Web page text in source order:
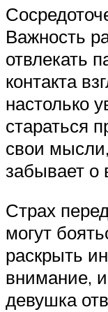
Важность
отвлекать
контакта
настолько
стараться
свои
забывает о
Страх
могут
раскрыть
внимание,
девушка